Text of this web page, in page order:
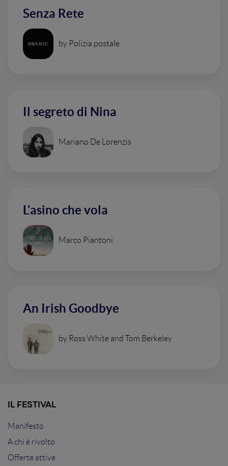
Senza Rete
by Polizia postale
Il segreto di Nina
Mariano De Lorenzis
L'asino che vola
Marco Piantoni
An Irish Goodbye
by Ross White and Tom Berkeley
IL FESTIVAL
Manifesto
A chi è rivolto
Offerte attive